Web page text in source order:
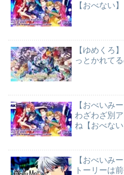
【おべない】
【ゆめくろ
っとかれて
【おべいみ
わざわざ別
ね【おべない
【おべいみ
トーリーは